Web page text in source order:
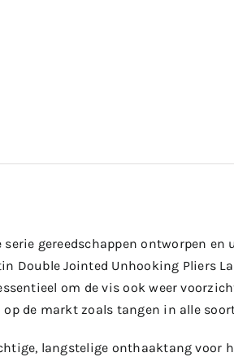
serie gereedschappen ontworpen
Double Jointed Unhooking Pliers
om de vis ook weer
de markt zoals tangen in alle
langstelige onthaaktang voor